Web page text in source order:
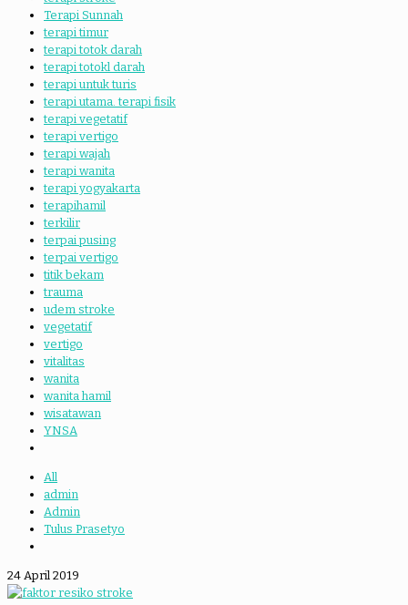
Terapi Sunnah
terapi timur
terapi totok darah
terapi totokl darah
terapi untuk turis
terapi utama. terapi fisik
terapi vegetatif
terapi vertigo
terapi wajah
terapi wanita
terapi yogyakarta
terapihamil
terkilir
terpai pusing
terpai vertigo
titik bekam
trauma
udem stroke
vegetatif
vertigo
vitalitas
wanita
wanita hamil
wisatawan
YNSA
All
admin
Admin
Tulus Prasetyo
24 April 2019